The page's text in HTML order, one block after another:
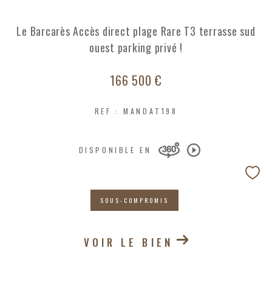
Le Barcarès Accès direct plage Rare T3 terrasse sud
ouest parking privé !
166 500 €
REF : MANDAT198
DISPONIBLE EN
SOUS-COMPROMIS
VOIR LE BIEN